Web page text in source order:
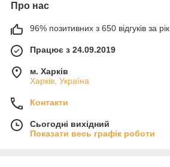
Про нас
96% позитивних з 650 відгуків за рік
Працює з 24.09.2019
м. Харків
Харків, Україна
Контакти
Сьогодні вихідний
Показати весь графік роботи